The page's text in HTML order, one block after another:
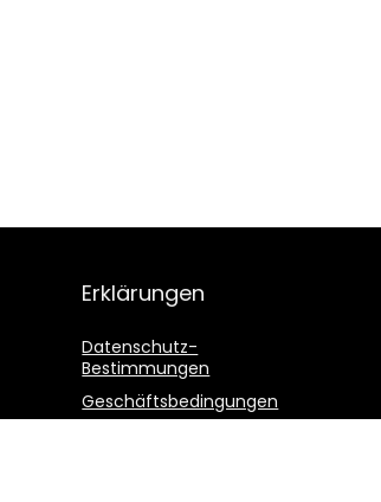
Erklärungen
Datenschutz-
Bestimmungen
Geschäftsbedingungen